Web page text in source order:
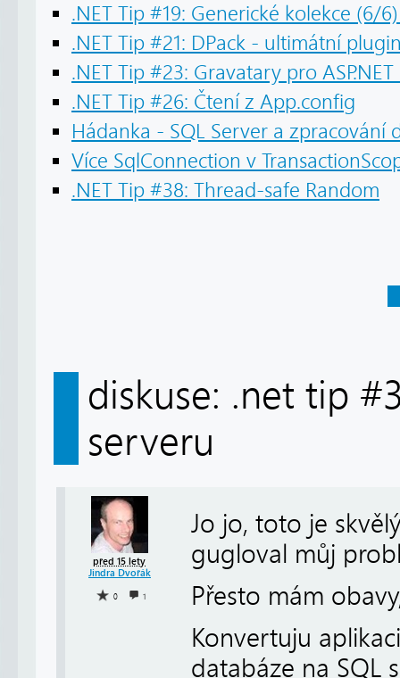
.NET Tip #19: Generické kolekce (6/
.NET Tip #21: DPack - ultimátní
.NET Tip #23: Gravatary pro ASP.NET
.NET Tip #26: Čtení z App.config
Hádanka - SQL Server a zpracování
Více SqlConnection v
.NET Tip #38: Thread-safe Random
diskuse: .net tip
serveru
před 15 lety
Jindra Dvořák
0 1
Jo jo, toto je
gugloval můj
Přesto mám
Konvertuju
databáze na SQL